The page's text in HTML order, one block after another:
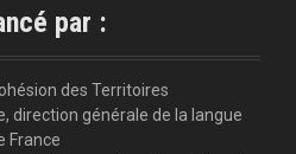
par :
des Territoires
direction générale de la langue
France